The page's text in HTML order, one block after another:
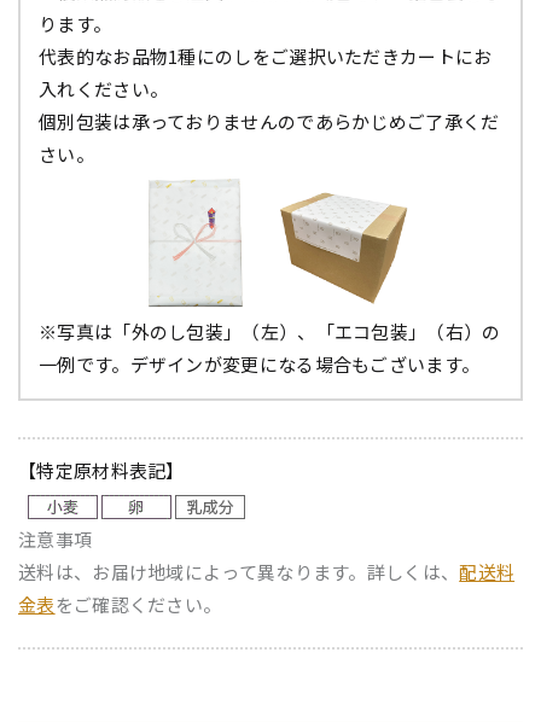
ります。
代表的なお品物1種にのしをご選択いただきカートにお
入れください。
個別包装は承っておりませんのであらかじめご了承くだ
さい。
※写真は「外のし包装」（左）、「エコ包装」（右）の
一例です。デザインが変更になる場合もございます。
【特定原材料表記】
注意事項
送料は、お届け地域によって異なります。詳しくは、配送料
金表をご確認ください。